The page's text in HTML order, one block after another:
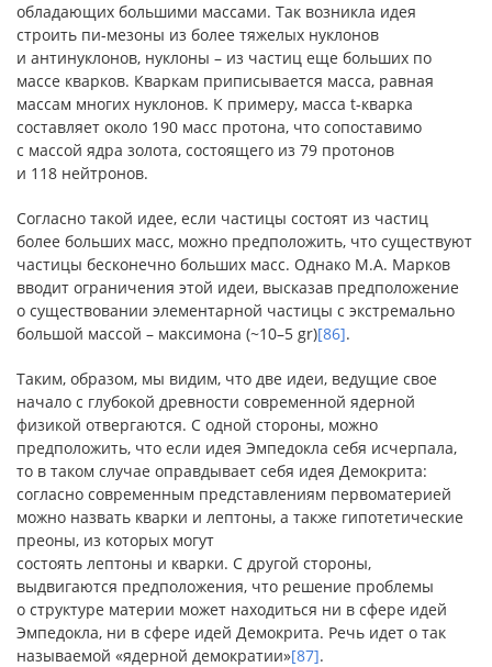
обладающих большими массами. Так возникла идея
строить пи-мезоны из более тяжелых нуклонов
и антинуклонов, нуклоны – из частиц еще больших по
массе кварков. Кваркам приписывается масса, равная
массам многих нуклонов. К примеру, масса t-кварка
составляет около 190 масс протона, что сопоставимо
с массой ядра золота, состоящего из 79 протонов
и 118 нейтронов.
Согласно такой идее, если частицы состоят из частиц
более больших масс, можно предположить, что существуют
частицы бесконечно больших масс. Однако М.А. Марков
вводит ограничения этой идеи, высказав предположение
о существовании элементарной частицы с экстремально
большой массой – максимона (~10–5 gr)[86].
Таким, образом, мы видим, что две идеи, ведущие свое
начало с глубокой древности современной ядерной
физикой отвергаются. С одной стороны, можно
предположить, что если идея Эмпедокла себя исчерпала,
то в таком случае оправдывает себя идея Демокрита:
согласно современным представлениям первоматерией
можно назвать кварки и лептоны, а также гипотетические
преоны, из которых могут
состоять лептоны и кварки. С другой стороны,
выдвигаются предположения, что решение проблемы
о структуре материи может находиться ни в сфере идей
Эмпедокла, ни в сфере идей Демокрита. Речь идет о так
называемой «ядерной демократии»[87].